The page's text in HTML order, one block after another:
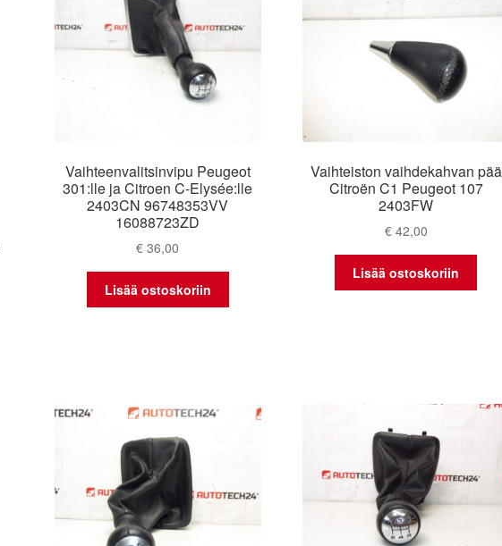
Vaihteenvalitsinvipu Peugeot
301:lle ja Citroen C-Elysée:lle
2403CN 96748353VV
16088723ZD
€ 36,00
Lisää ostoskoriin
Vaihteiston vaihdekahvan pää
Citroën C1 Peugeot 107
2403FW
€42,00
Lisää ostoskoriin